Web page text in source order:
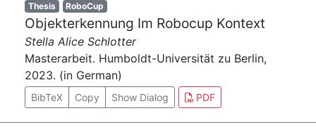
Thesis RoboCup
Objekterkennung Im Robocup Kontext
Stella Alice Schlotter
Masterarbeit. Humboldt-Universität zu Berlin,
2023. (in German)
BibTeX Copy Show Dialog PDF